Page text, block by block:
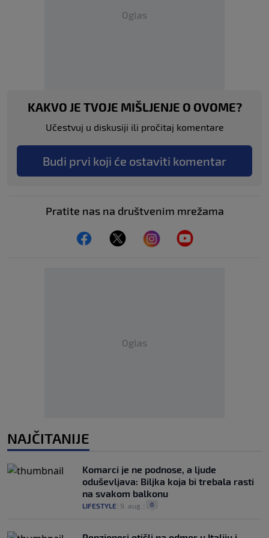
Oglas
KAKVO JE TVOJE MIŠLJENJE O OVOME?
Učestvuj u diskusiji ili pročitaj komentare
Budi prvi koji će ostaviti komentar
Pratite nas na društvenim mrežama
Oglas
NAJČITANIJE
Komarci je ne podnose, a ljude
oduševljava: Biljka koja bi trebala rasti
na svakom balkonu
LIFESTYLE 9. aug. 0